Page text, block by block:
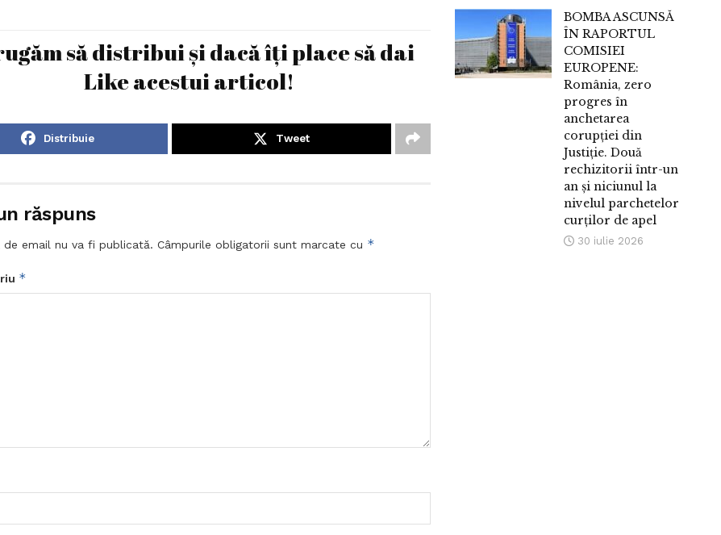
să distribui și dacă îți place să dai
Like acestui articol!
Distribuie Tweet
răspuns
de email nu va fi publicată. Câmpurile obligatorii sunt marcate cu *
*
BOMBA ASCUNSĂ
ÎN RAPORTUL
COMISIEI
EUROPENE:
România, zero
progres în
anchetarea
corupției din
Justiție. Două
rechizitorii într-un
an și niciunul la
nivelul parchetelor
curților de apel
30 iulie 2026